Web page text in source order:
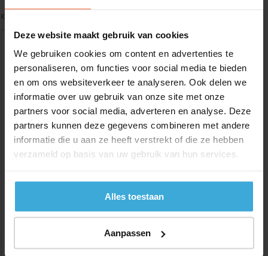
Deze website maakt gebruik van cookies
We gebruiken cookies om content en advertenties te
personaliseren, om functies voor social media te bieden
en om ons websiteverkeer te analyseren. Ook delen we
informatie over uw gebruik van onze site met onze
partners voor social media, adverteren en analyse. Deze
partners kunnen deze gegevens combineren met andere
informatie die u aan ze heeft verstrekt of die ze hebben
verzameld op basis van uw gebruik van hun services.
Alles toestaan
Aanpassen
Kwaliteit:
Gewenste
lengtemaat inmm
(max. 2000 mm)
+/- 2 mm lengtetolerantie
Aantal:
Bewerkingskosten :
€
0,00
€ 0,00
Alle bedragen zijn excl. 21% BTW